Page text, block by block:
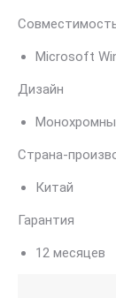
Microsoft
Дизайн
Страна-
Китай
Гарантия
12 месяцев